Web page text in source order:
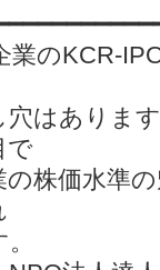
業のKCR-
穴はありま
で
の株価水準